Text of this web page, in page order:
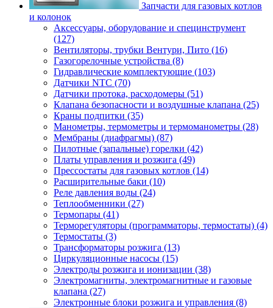
Запчасти для газовых котлов
и колонок
Аксессуары, оборудование и специнструмент
(127)
Вентиляторы, трубки Вентури, Пито (16)
Газогорелочные устройства (8)
Гидравлические комплектующие (103)
Датчики NTC (70)
Датчики протока, расходомеры (51)
Клапана безопасности и воздушные клапана (25)
Краны подпитки (35)
Манометры, термометры и термоманометры (28)
Мембраны (диафрагмы) (87)
Пилотные (запальные) горелки (42)
Платы управления и розжига (49)
Прессостаты для газовых котлов (14)
Расширительные баки (10)
Реле давления воды (24)
Теплообменники (27)
Термопары (41)
Терморегуляторы (программаторы, термостаты) (4)
Термостаты (3)
Трансформаторы розжига (13)
Циркуляционные насосы (15)
Электроды розжига и ионизации (38)
Электромагниты, электромагнитные и газовые
клапана (27)
Электронные блоки розжига и управления (8)